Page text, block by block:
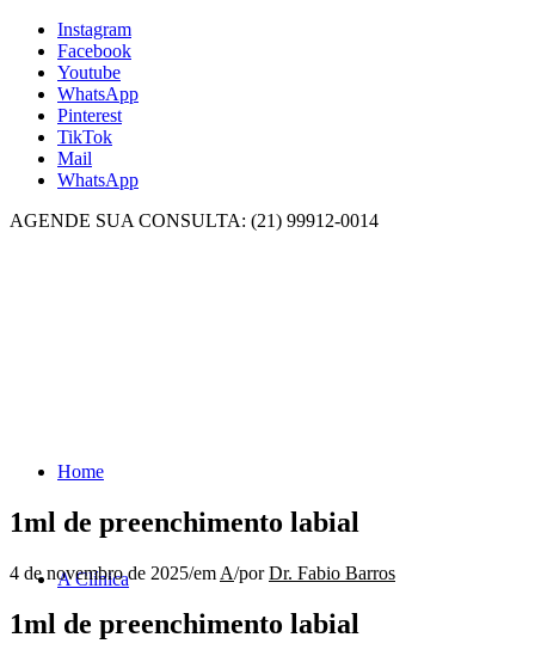
Instagram
Facebook
Youtube
WhatsApp
Pinterest
TikTok
Mail
WhatsApp
AGENDE SUA CONSULTA: (21) 99912-0014
Home
A Clínica
1ml de preenchimento labial
4 de novembro de 2025/em A/porDr. Fabio Barros
1ml de preenchimento labial